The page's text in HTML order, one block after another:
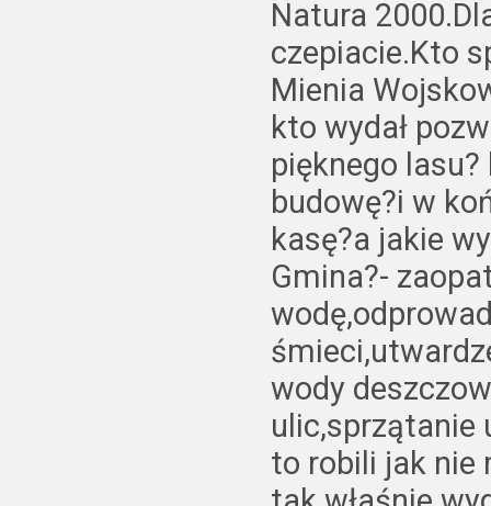
Natura
czepiacie.Kto
Mienia
kto wydał
pięknego
budowę?i w
kasę?a jakie
Gmina?-
wody
ulic,sprzątanie
to robili jak nie